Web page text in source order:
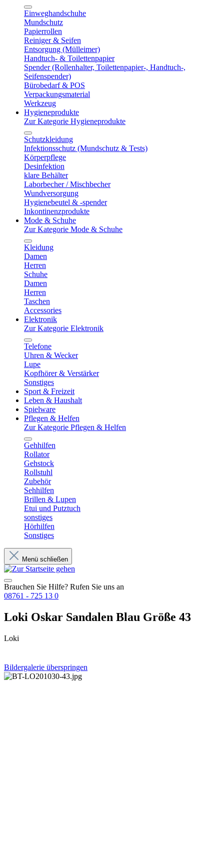
Einweghandschuhe
Mundschutz
Papierrollen
Reiniger & Seifen
Entsorgung (Mülleimer)
Handtuch- & Toilettenpapier
Spender (Rollenhalter, Toilettenpapier-, Handtuch-,
Seifenspender)
Bürobedarf & POS
Verpackungsmaterial
Werkzeug
Hygieneprodukte
Zur Kategorie Hygieneprodukte
Schutzkleidung
Infektionsschutz (Mundschutz & Tests)
Körperpflege
Desinfektion
klare Behälter
Laborbecher / Mischbecher
Wundversorgung
Hygienebeutel & -spender
Inkontinenzprodukte
Mode & Schuhe
Zur Kategorie Mode & Schuhe
Kleidung
Damen
Herren
Schuhe
Damen
Herren
Taschen
Accessories
Elektronik
Zur Kategorie Elektronik
Telefone
Uhren & Wecker
Lupe
Kopfhörer & Verstärker
Sonstiges
Sport & Freizeit
Leben & Haushalt
Spielware
Pflegen & Helfen
Zur Kategorie Pflegen & Helfen
Gehhilfen
Rollator
Gehstock
Rollstuhl
Zubehör
Sehhilfen
Brillen & Lupen
Etui und Putztuch
sonstiges
Hörhilfen
Sonstiges
Menü schließen
Brauchen Sie Hilfe? Rufen Sie uns an
08761 - 725 13 0
Loki Oskar Sandalen Blau Größe 43
Loki
Bildergalerie überspringen